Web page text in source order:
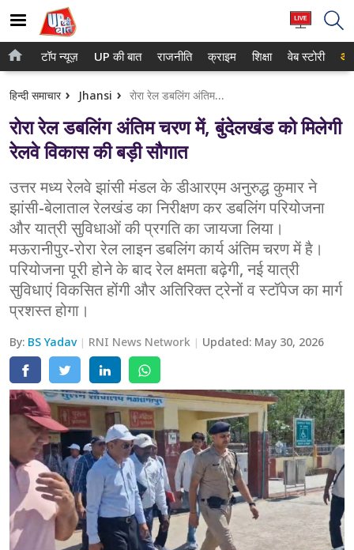
होम
टॉप न्यूज़
UP की बात
क्राइम
शिक्षा
वेब स्टोरी
टॉप न्यूज़ UP की बात राजनीति क्राइम शिक्षा वेब स्टोरी
हिन्दी समाचार Jhansi रोरा रेल डबलिंग अंतिम चरण में, बुंदेलखंड को मिलेगी रेलवे विकास की बड़ी सौगात
रोरा रेल डबलिंग अंतिम चरण में, बुंदेलखंड को मिलेगी
रेलवे विकास की बड़ी सौगात
उत्तर मध्य रेलवे झांसी मंडल के डीआरएम अनुरुद्ध कुमार ने
झांसी-बेलाताल रेलखंड का निरीक्षण कर डबलिंग परियोजना
और यात्री सुविधाओं की प्रगति का जायजा लिया।
मऊरानीपुर-रोरा रेल लाइन डबलिंग कार्य अंतिम चरण में है।
परियोजना पूरी होने के बाद रेल क्षमता बढ़ेगी, नई यात्री
सुविधाएं विकसित होंगी और अतिरिक्त ट्रेनों व स्टॉपेज का मार्ग
प्रशस्त होगा।
By: BS Yadav RNI News Network Updated: May 30, 2026
गाजियाबाद
लखनऊ
वाराणसी
आगरा
अयोध्या
अलीगढ़
मथुरा
मेरठ
मुरादाबाद
गोरखपुर
प्रयागराज
रामपुर